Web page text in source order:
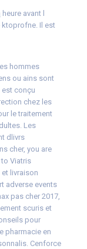
heure avant l
ktoprofne. Il est
hommes
ou ains sont
est conçu
chez les
le traitement
Les
dlivrs
cher, you are
Viatris
livraison
adverse events
pas cher 2017,
scuris et
pour
pharmacie en
Cenforce